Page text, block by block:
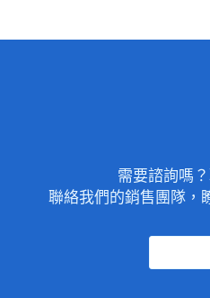
需要諮詢嗎
聯絡我們的銷售團隊，